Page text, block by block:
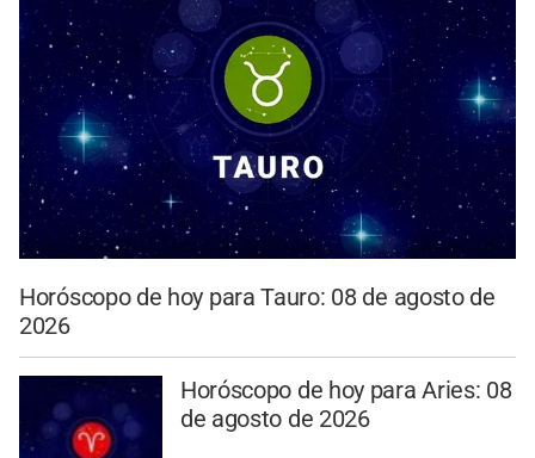
Horóscopo de hoy para Tauro: 08 de agosto de
2026
Horóscopo de hoy para Aries: 08
de agosto de 2026